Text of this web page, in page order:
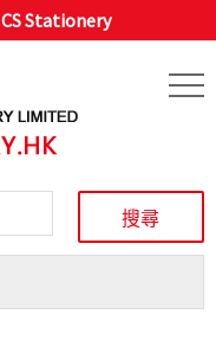
CS Stationery